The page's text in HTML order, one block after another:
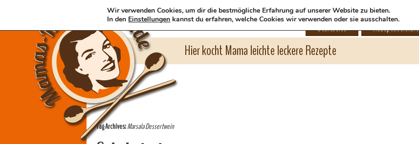
Hier kocht Mama leichte leckere Rezepte
Startseite Rezeptübersicht
Tag Archives:Marsala Dessertwein
Wir verwenden Cookies, um dir die bestmögliche Erfahrung auf unserer Website zu bieten.
In den Einstellungen kannst du erfahren, welche Cookies wir verwenden oder sie ausschalten.